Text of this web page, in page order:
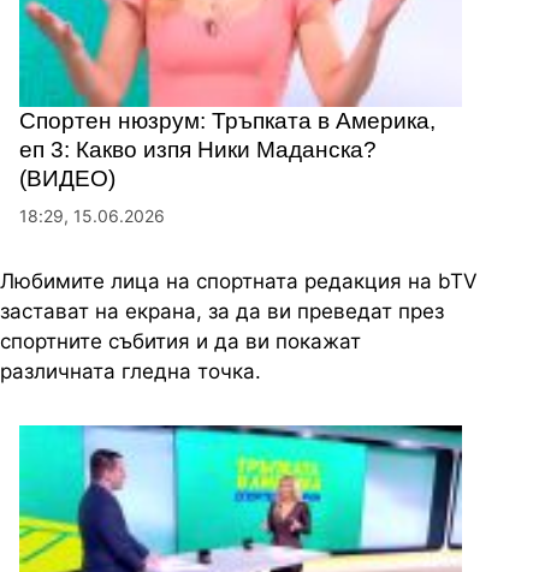
Спортен нюзрум: Тръпката в Америка,
еп 3: Какво изпя Ники Маданска?
(ВИДЕО)
18:29, 15.06.2026
Любимите лица на спортната редакция на bTV
застават на екрана, за да ви преведат през
спортните събития и да ви покажат
различната гледна точка.